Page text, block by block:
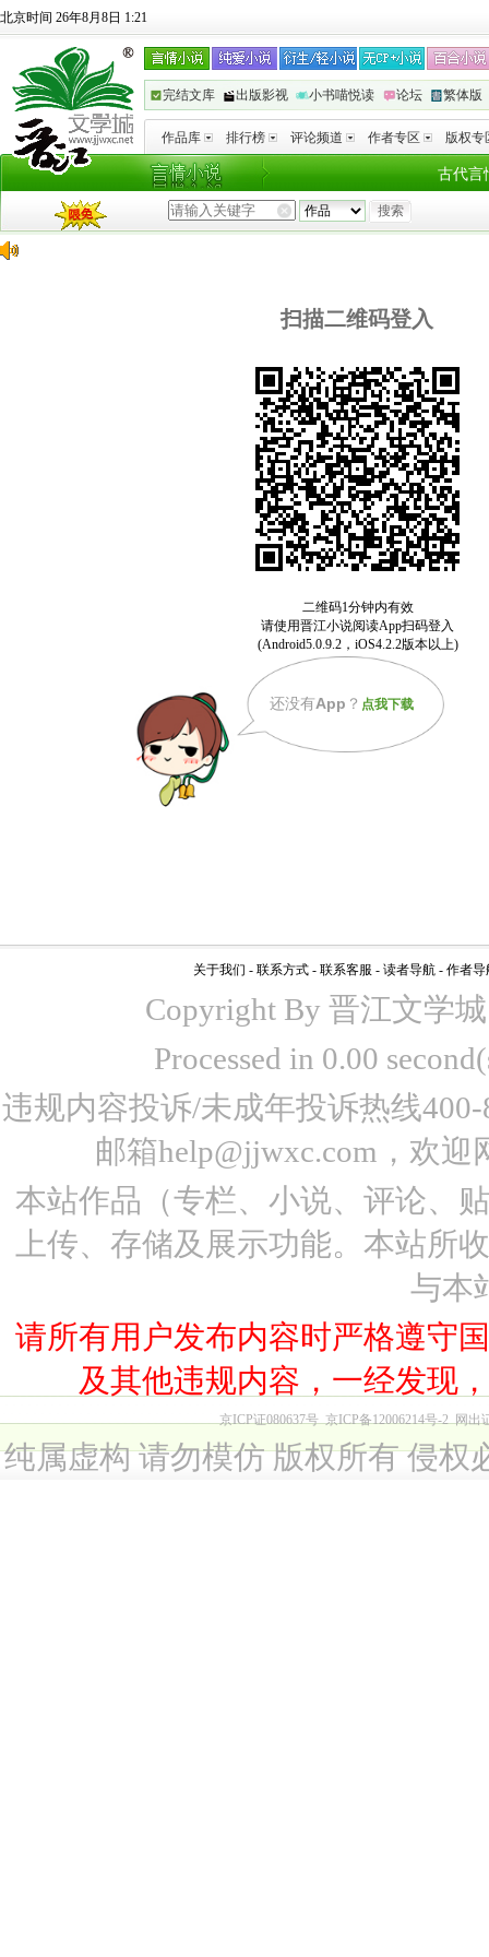
北京时间 26年8月8日 1:21
完结文库 出版影视 小书喵悦读 论坛 繁体版
作品库 排行榜 评论频道 作者专区 版权专
古代言
扫描二维码登入
还没有App ？ 点我下载
关于我们 - 联系方式 - 联系客服 - 读者导航 - 作者导
Copyright By 晋江文学
Processed in 0.00
违规内容投诉/未成年投诉热线
邮箱help@jjwxc.com，欢
本站作品（专栏、小说、评论、
上传、存储及展示功能。本站所
与本
请所有用户发布内容时严格遵守
及其他违规内容，一经发现
京ICP证080637号 京ICP备12006214号-2 网出
纯属虚构 请勿模仿 版权所有 侵权